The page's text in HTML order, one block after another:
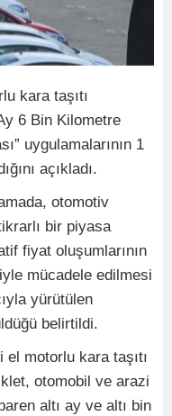
kara taşıtı
6 Bin Kilometre
uygulamalarının 1
açıkladı.
otomotiv
bir piyasa
fiyat oluşumlarının
mücadele edilmesi
yürütülen
belirtildi.
motorlu kara taşıtı
otomobil ve arazi
altı ay ve altı bin